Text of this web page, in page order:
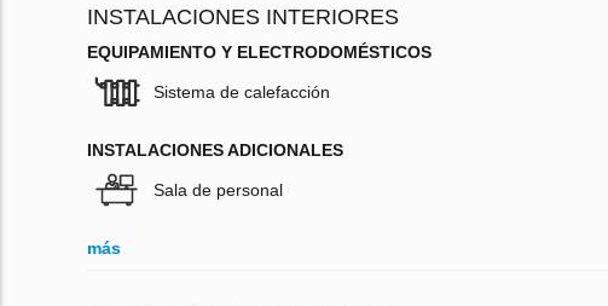
INSTALACIONES INTERIORES
EQUIPAMIENTO Y ELECTRODOMÉSTICOS
Sistema de calefacción
INSTALACIONES ADICIONALES
Sala de personal
más